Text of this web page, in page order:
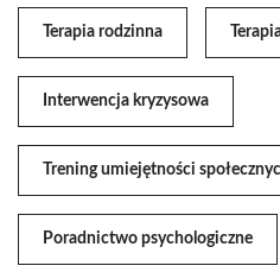
Terapia rodzinna
Interwencja kryzysowa
Trening umiejętności
Poradnictwo psychologiczne